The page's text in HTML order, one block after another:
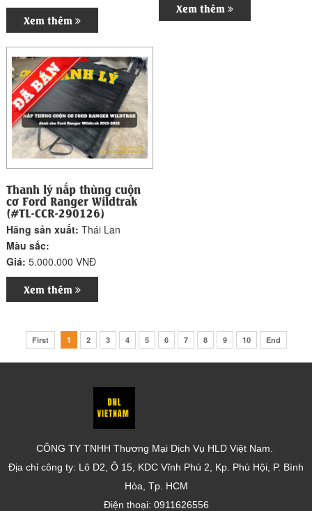
Xem thêm
Xem thêm
Thanh lý nắp thùng cuộn
cơ Ford Ranger Wildtrak
(#TL-CCR-290126)
Hãng sản xuất:Thái Lan
Màu sắc:
Giá:5.000.000 VNĐ
Xem thêm
First 1 2 3 4 5 6 7 8 9 10 End
CÔNG TY TNHH Thương Mại Dịch Vụ HLD Việt Nam.
Địa chỉ công ty: Lô D2, Ô 15, KDC Vĩnh Phú 2, Kp. Phú Hội, P. Bình
Hòa, Tp. HCM
Điện thoại: 0911626556